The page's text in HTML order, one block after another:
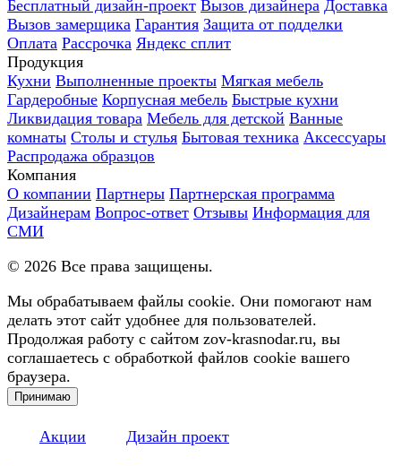
Бесплатный дизайн-проект Вызов дизайнера Доставка
Вызов замерщика Гарантия Защита от подделки
Оплата Рассрочка Яндекс сплит
Продукция
Кухни Выполненные проекты Мягкая мебель
Гардеробные Корпусная мебель Быстрые кухни
Ликвидация товара Мебель для детской Ванные
комнаты Столы и стулья Бытовая техника Аксессуары
Распродажа образцов
Компания
О компании Партнеры Партнерская программа
Дизайнерам Вопрос-ответ Отзывы Информация для
СМИ
© 2026 Все права защищены.
Мы обрабатываем файлы cookie. Они помогают нам
делать этот сайт удобнее для пользователей.
Продолжая работу с сайтом zov-krasnodar.ru, вы
соглашаетесь с обработкой файлов cookie вашего
браузера.
Принимаю
Акции Дизайн проект